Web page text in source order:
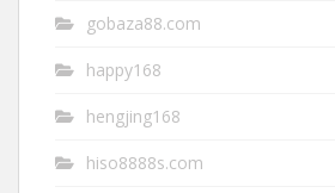
gobaza88.com
happy168
hengjing168
hiso8888s.com